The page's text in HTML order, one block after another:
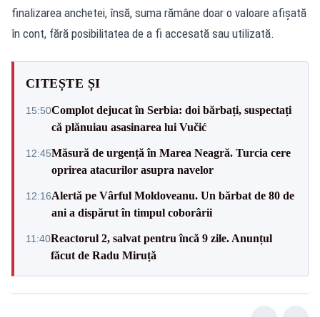
finalizarea anchetei, însă, suma rămâne doar o valoare afișată
în cont, fără posibilitatea de a fi accesată sau utilizată.
CITEȘTE ȘI
15:50Complot dejucat în Serbia: doi bărbați, suspectați
că plănuiau asasinarea lui Vučić
12:45Măsură de urgență în Marea Neagră. Turcia cere
oprirea atacurilor asupra navelor
12:16Alertă pe Vârful Moldoveanu. Un bărbat de 80 de
ani a dispărut în timpul coborârii
11:40Reactorul 2, salvat pentru încă 9 zile. Anunțul
făcut de Radu Miruță